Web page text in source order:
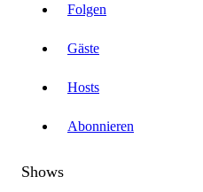
Folgen
Gäste
Hosts
Abonnieren
Shows